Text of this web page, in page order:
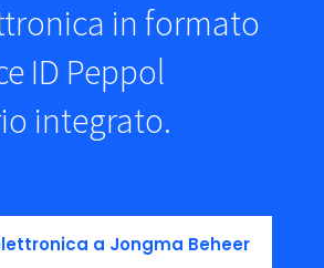
in formato
ID Peppol
integrato.
a Jongma Beheer